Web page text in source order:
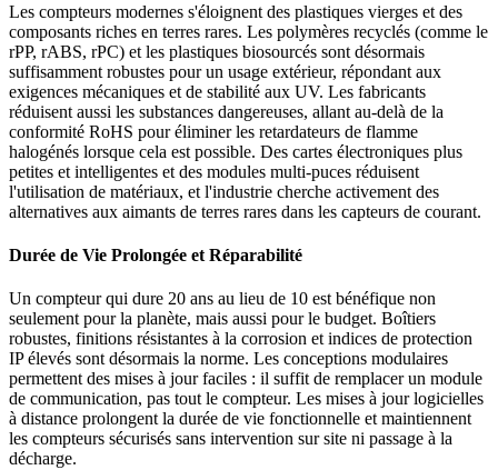
Les compteurs modernes s'éloignent des plastiques vierges et des
composants riches en terres rares. Les polymères recyclés (comme le
rPP, rABS, rPC) et les plastiques biosourcés sont désormais
suffisamment robustes pour un usage extérieur, répondant aux
exigences mécaniques et de stabilité aux UV. Les fabricants
réduisent aussi les substances dangereuses, allant au-delà de la
conformité RoHS pour éliminer les retardateurs de flamme
halogénés lorsque cela est possible. Des cartes électroniques plus
petites et intelligentes et des modules multi-puces réduisent
l'utilisation de matériaux, et l'industrie cherche activement des
alternatives aux aimants de terres rares dans les capteurs de courant.
Durée de Vie Prolongée et Réparabilité
Un compteur qui dure 20 ans au lieu de 10 est bénéfique non
seulement pour la planète, mais aussi pour le budget. Boîtiers
robustes, finitions résistantes à la corrosion et indices de protection
IP élevés sont désormais la norme. Les conceptions modulaires
permettent des mises à jour faciles : il suffit de remplacer un module
de communication, pas tout le compteur. Les mises à jour logicielles
à distance prolongent la durée de vie fonctionnelle et maintiennent
les compteurs sécurisés sans intervention sur site ni passage à la
décharge.